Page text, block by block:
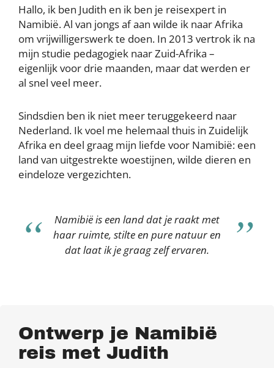
Hallo, ik ben Judith en ik ben je reisexpert in
Namibië. Al van jongs af aan wilde ik naar Afrika
om vrijwilligerswerk te doen. In 2013 vertrok ik na
mijn studie pedagogiek naar Zuid-Afrika –
eigenlijk voor drie maanden, maar dat werden er
al snel veel meer.
Sindsdien ben ik niet meer teruggekeerd naar
Nederland. Ik voel me helemaal thuis in Zuidelijk
Afrika en deel graag mijn liefde voor Namibië: een
land van uitgestrekte woestijnen, wilde dieren en
eindeloze vergezichten.
Namibië is een land dat je raakt met
haar ruimte, stilte en pure natuur en
dat laat ik je graag zelf ervaren.
Ontwerp je Namibië
reis met Judith